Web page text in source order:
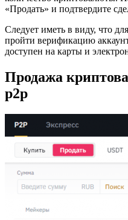
«Продать» и подтвердите
Следует иметь в виду, что
пройти верификацию
доступен на карты и
Продажа
p2p